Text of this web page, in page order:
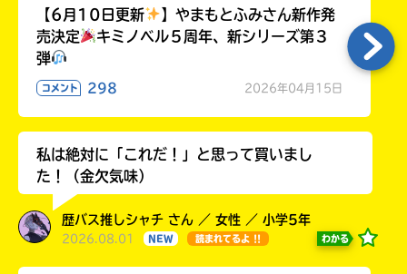
【6月10日更新
】やまもとふみさん新作発
売決定
キミノベル５周年、新シリーズ第３
弾
コメント 298 2026年04月15日
私は絶対に「これだ！」と思って買いまし
た！（金欠気味）
歴バス推しシャチ さん ／ 女性 ／ 小学5年
2026.08.01 NEW 読まれてるよ !! わかる